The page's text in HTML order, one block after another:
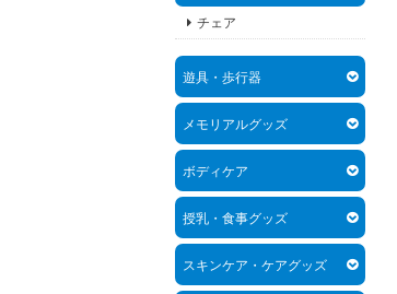
チェア
遊具・歩行器
メモリアルグッズ
ボディケア
授乳・食事グッズ
スキンケア・ケアグッズ